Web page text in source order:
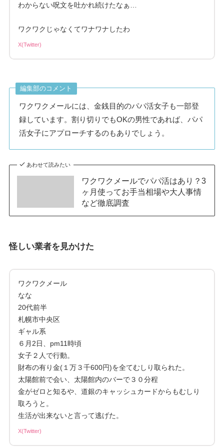
わからない呪文を吐かれ続けたなぁ…
ワクワクじゃなくてワナワナしたわ
X(Twitter)
編集部のコメント
ワクワクメールには、金銭目的のパパ活女子も一部登
録しています。割り切りでもOKの男性であれば、パパ
活女子にアプローチするのもありでしょう。
あわせて読みたい
ワクワクメールでパパ活はあり？3
ヶ月使ってお手当相場や大人事情
など徹底調査
怪しい業者を見かけた
ワクワクメール
なな
20代前半
札幌市中央区
ギャル系
６月2日、pm11時頃
女子２人で行動。
財布の有り金(１万３千600円)を全てむしり取られた。
太陽館前で会い、太陽館内のバーで３０分程
金がゼロと知るや、道銀のキャッシュカードからもむしり
取ろうと。
生活が出来ないと言って逃げた。
X(Twitter)